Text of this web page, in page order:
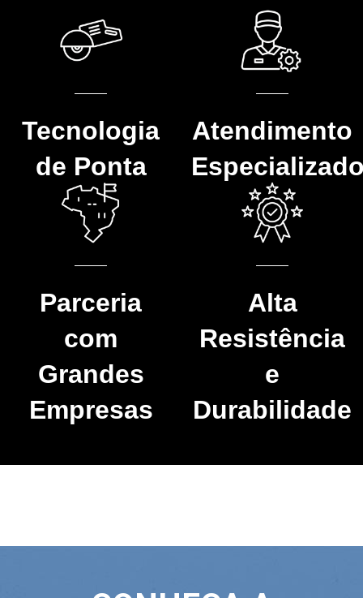
Tecnologia
de Ponta
Atendimento
Parceria
com
Grandes
Empresas
Alta
Resistência
e
Durabilidade